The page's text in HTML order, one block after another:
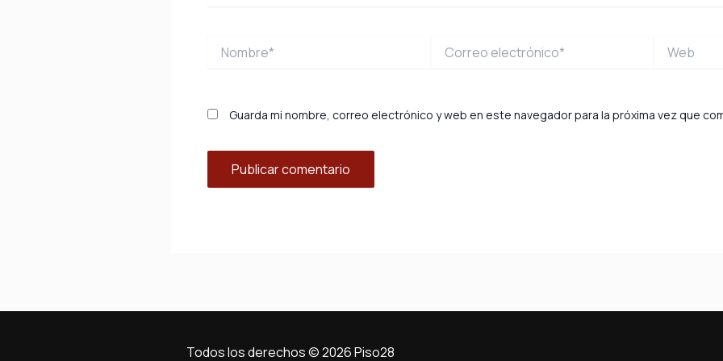
electrónico*
Guarda mi nombre, correo electrónico y web en este navegador para la próxima vez que
Todos los derechos © 2026 Piso28